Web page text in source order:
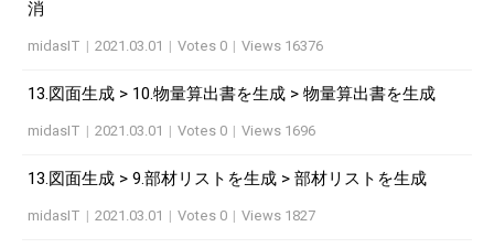
消
midasIT | 2021.03.01 | Votes 0 | Views 16376
13.図面生成 > 10.物量算出書を生成 > 物量算出書を生成
midasIT | 2021.03.01 | Votes 0 | Views 1696
13.図面生成 > 9.部材リストを生成 > 部材リストを生成
midasIT | 2021.03.01 | Votes 0 | Views 1827